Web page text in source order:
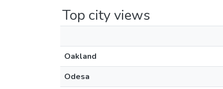
Top city views
Oakland
Odesa